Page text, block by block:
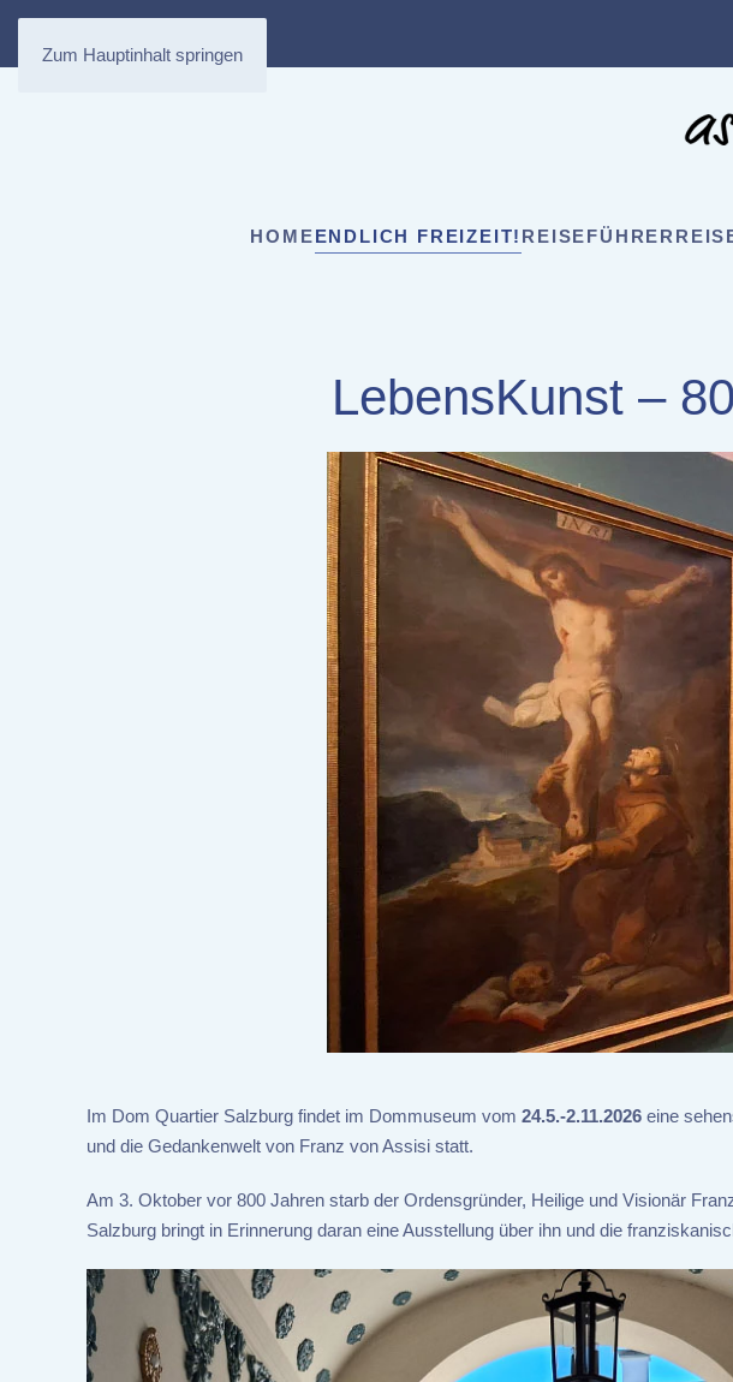
Zum Hauptinhalt springen
HOMEENDLICH FREIZEIT! REISEFÜHRER
LebensKunst –
Im Dom Quartier Salzburg findet im Dommuseum vom 24.5.-2.11.2026 eine
und die Gedankenwelt von Franz von Assisi statt.
Am 3. Oktober vor 800 Jahren starb der Ordensgründer, Heilige und Visionär
Salzburg bringt in Erinnerung daran eine Ausstellung über ihn und die